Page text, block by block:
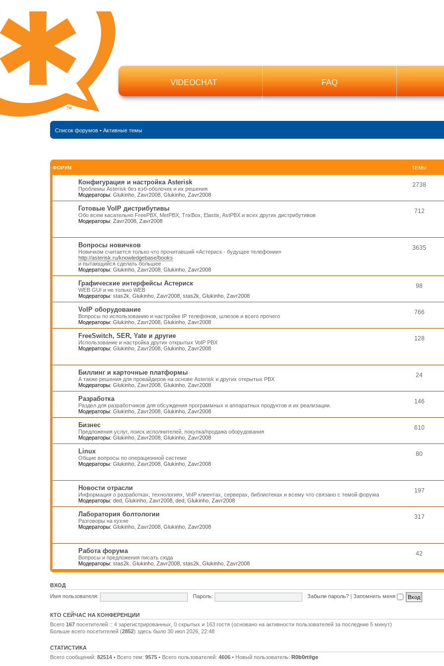
VIDEOCHAT FAQ
Список форумов• Активные темы
ФОРУМ ТЕМЫ
Конфигурация и настройка Asterisk
Проблемы Asterisk без вэб-оболочек и их решения
Модераторы: Glukinho, Zavr2008, Glukinho, Zavr2008
2738
Готовые VoIP дистрибутивы
Обо всем касательно FreePBX, MetPBX, TrixBox, Elastix, AstPBX и всех других дистрибутивов
Модераторы: Zavr2008, Zavr2008
712
Вопросы новичков
Новичком считается только что прочитавший «Астериск - будущее телефонии»
http://asterisk.ru/knowledgebase/books
и пытающийся сделать большее
Модераторы: Glukinho, Zavr2008, Glukinho, Zavr2008
3635
Графические интерфейсы Астериск
WEB GUI и не только WEB
Модераторы: stas2k Glukinho, Zavr2008, stas2k Glukinho, Zavr2008
98
VoIP оборудование
Вопросы по использованию и настройке IP телефонов, шлюзов и всего прочего
Модераторы: Glukinho, Zavr2008, Glukinho, Zavr2008
766
FreeSwitch, SER, Yate и другие
Использование и настройка других открытых VoIP PBX
Модераторы: Glukinho, Zavr2008, Glukinho, Zavr2008
128
Биллинг и карточные платформы
А также решения для провайдеров на основе Asterisk и других открытых PBX
Модераторы: Glukinho, Zavr2008, Glukinho, Zavr2008
24
Разработка
Раздел для разработчиков для обсуждения программных и аппаратных продуктов и их реализации.
Модераторы: Glukinho, Zavr2008, Glukinho, Zavr2008
146
Бизнес
Предложения услуг, поиск исполнителей, покупка/продажа оборудования
Модераторы: Glukinho, Zavr2008, Glukinho, Zavr2008
610
Linux
Общие вопросы по операционной системе
Модераторы: Glukinho, Zavr2008, Glukinho, Zavr2008
80
Новости отрасли
Информация о разработках, технологиях, VoIP клиентах, серверах, библиотеках и всему что связано с темой форума
Модераторы: ded, Glukinho, Zavr2008, ded, Glukinho, Zavr2008
197
Лаборатория болтологии
Разговоры на кухне
Модераторы: Glukinho, Zavr2008, Glukinho, Zavr2008
317
Работа форума
Вопросы и предложения писать сюда
Модераторы: stas2k Glukinho, Zavr2008, stas2k Glukinho, Zavr2008
42
ВХОД
Имя пользователя:
Пароль: Забыли пароль? Запомнить меня
КТО СЕЙЧАС НА КОНФЕРЕНЦИИ
Всего 167посетителей :: 4 зарегистрированных, 0 скрытых и 163 гостя (основано на активности пользователей за последние 5 минут)
Больше всего посетителей (2852) здесь было 30 июл 2026, 22:48
СТАТИСТИКА
Всего сообщений: 82514• Всего тем: 9575• Всего пользователей: 4606• Новый пользователь: R0b0rt#ge